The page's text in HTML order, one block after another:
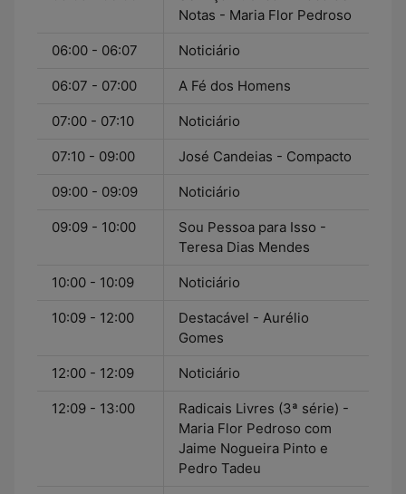
Notas - Maria Flor Pedroso
06:00 - 06:07 Noticiário
06:07 - 07:00 A Fé dos Homens
07:00 - 07:10 Noticiário
07:10 - 09:00 José Candeias - Compacto
09:00 - 09:09 Noticiário
09:09 - 10:00
Sou Pessoa para Isso -
Teresa Dias Mendes
10:00 - 10:09 Noticiário
10:09 - 12:00
Destacável - Aurélio
Gomes
12:00 - 12:09 Noticiário
12:09 - 13:00
Radicais Livres (3ª série) -
Maria Flor Pedroso com
Jaime Nogueira Pinto e
Pedro Tadeu